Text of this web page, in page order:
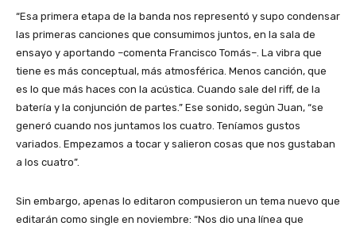
“Esa primera etapa de la banda nos representó y supo condensar
las primeras canciones que consumimos juntos, en la sala de
ensayo y aportando –comenta Francisco Tomás–. La vibra que
tiene es más conceptual, más atmosférica. Menos canción, que
es lo que más haces con la acústica. Cuando sale del riff, de la
batería y la conjunción de partes.” Ese sonido, según Juan, “se
generó cuando nos juntamos los cuatro. Teníamos gustos
variados. Empezamos a tocar y salieron cosas que nos gustaban
a los cuatro”.
Sin embargo, apenas lo editaron compusieron un tema nuevo que
editarán como single en noviembre: “Nos dio una línea que